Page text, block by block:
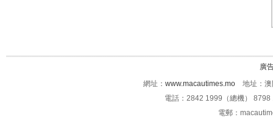
廣
網址： www.macautimes.mo 地址：澳
電話：2842 1999（總機）
電郵：